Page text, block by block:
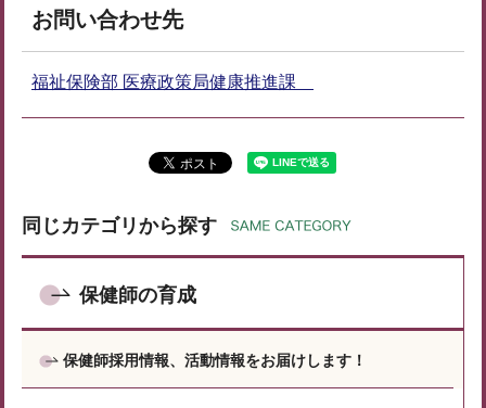
お問い合わせ先
福祉保険部 医療政策局健康推進課
同じカテゴリから探す
保健師の育成
保健師採用情報、活動情報をお届けします！